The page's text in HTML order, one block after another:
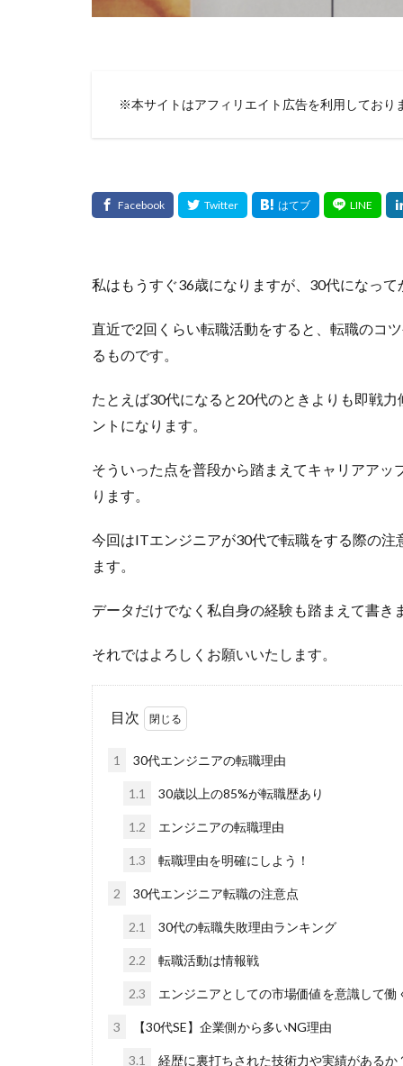
※本サイトはアフィリエイト広告を利用しており
私はもうすぐ36歳になりますが、30代になっ
直近で2回くらい転職活動をすると、転職のコ
るものです。
たとえば30代になると20代のときよりも即戦
ントになります。
そういった点を普段から踏まえてキャリアア
ります。
今回はITエンジニアが30代で転職をする際の
ます。
データだけでなく私自身の経験も踏まえて書き
それではよろしくお願いいたします。
目次
1 30代エンジニアの転職理由
1.1 30歳以上の85%が転職歴あり
1.2 エンジニアの転職理由
1.3 転職理由を明確にしよう！
2 30代エンジニア転職の注意点
2.1 30代の転職失敗理由ランキング
2.2 転職活動は情報戦
2.3 エンジニアとしての市場価値を意識して働
3 【30代SE】企業側から多いNG理由
3.1 経歴に裏打ちされた技術力や実績があるか